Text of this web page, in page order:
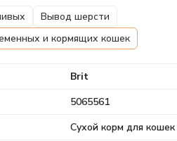
Вывод шерсти
и кормящих кошек
Brit
5065561
Сухой корм для кошек